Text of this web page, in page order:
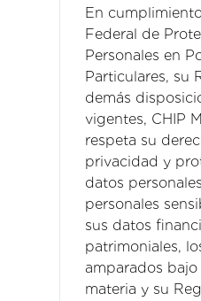
En
Federal de
Personales en
Particulares, su
demás
vigentes, CHIP
respeta su
privacidad y
datos
personales
sus datos
patrimoniales,
amparados bajo
materia y su